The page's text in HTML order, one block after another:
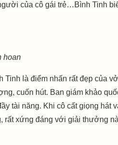
của cô gái trẻ…Bình Tinh
hoan
là điểm nhấn rất đẹp của
cuốn hút. Ban giám khảo
tài năng. Khi cô cất giọng hát
rất xứng đáng với giải thưởng